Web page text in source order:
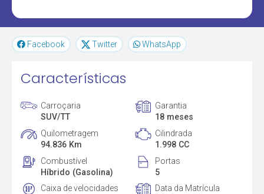
Facebook Twitter WhatsApp
Características
Carroçaria
SUV/TT
Garantia
18 meses
Quilometragem
94.836 Km
Cilindrada
1.998 CC
Combustível
Híbrido (Gasolina)
Portas
5
Caixa de velocidades
Data da Matrícula